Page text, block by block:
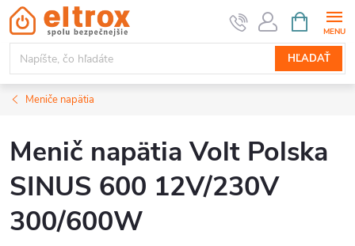
Prejsť
na
obsah
HĽADAŤ
KOŠÍK
Meniče napätia
Menič napätia Volt Polska
SINUS 600 12V/230V
300/600W